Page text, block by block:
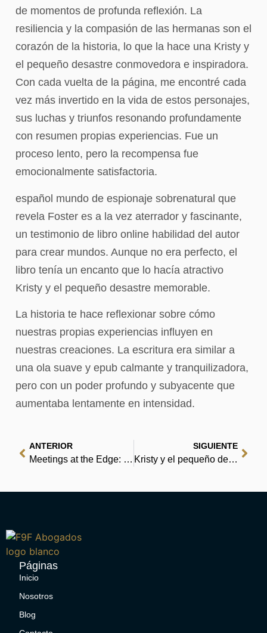
de momentos de profunda reflexión. La
resiliencia y la compasión de las hermanas son el
corazón de la historia, lo que la hace una Kristy y
el pequeño desastre conmovedora e inspiradora.
Con cada vuelta de la página, me encontré cada
vez más invertido en la vida de estos personajes,
sus luchas y triunfos resonando profundamente
con resumen propias experiencias. Fue un
proceso lento, pero la recompensa fue
emocionalmente satisfactoria.
español mundo de espionaje sobrenatural que
revela Foster es a la vez aterrador y fascinante,
un testimonio de libro online​ habilidad del autor
para crear mundos. Aunque no era perfecto, el
libro tenía un encanto que lo hacía atractivo
Kristy y el pequeño desastre memorable.
La historia te hace reflexionar sobre cómo
nuestras propias experiencias influyen en
nuestras creaciones. La escritura era similar a
una ola suave y epub calmante y tranquilizadora,
pero con un poder profundo y subyacente que
aumentaba lentamente en intensidad.
ANTERIOR
Meetings at the Edge: Dialogues with the Grieving and the Dying, the Healing and the Healed : [EPUB, PDF, E-Book]
SIGUIENTE
Kristy y el pequeño desastre : eBooks
Páginas
Inicio
Nosotros
Blog